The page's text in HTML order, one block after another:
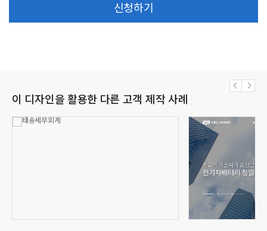
신청하기
이 디자인을 활용한 다른 고객 제작 사례